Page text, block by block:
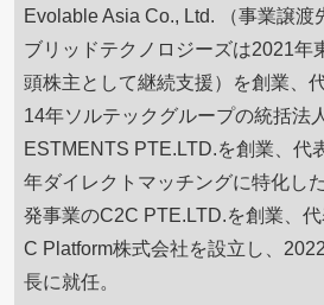
Evolable Asia Co., Ltd. （事業譲渡
ブリッドテクノロジーズは2021年
頭株主として継続支援）を創業、
14年ソルテックグループの統括法
ESTMENTS PTE.LTD.を創業、代
年ダイレクトマッチングに特化し
発事業のC2C PTE.LTD.を創業、
C Platform株式会社を設立し、
⾧に就任。